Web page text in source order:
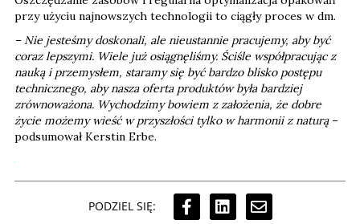
przy użyciu najnowszych technologii to ciągły proces w dm.
– Nie jesteśmy doskonali, ale nieustannie pracujemy, aby być
coraz lepszymi. Wiele już osiągnęliśmy. Ściśle współpracując z
nauką i przemysłem, staramy się być bardzo blisko postępu
technicznego, aby nasza oferta produktów była bardziej
zrównoważona. Wychodzimy bowiem z założenia, że dobre
życie możemy wieść w przyszłości tylko w harmonii z naturą–
podsumował Kerstin Erbe.
PODZIEL SIĘ: